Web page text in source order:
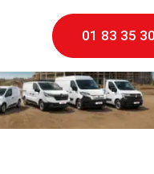
01 83 35